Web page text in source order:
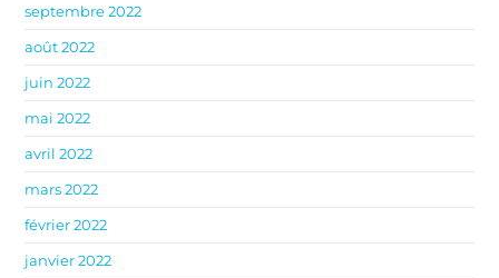
septembre 2022
août 2022
juin 2022
mai 2022
avril 2022
mars 2022
février 2022
janvier 2022